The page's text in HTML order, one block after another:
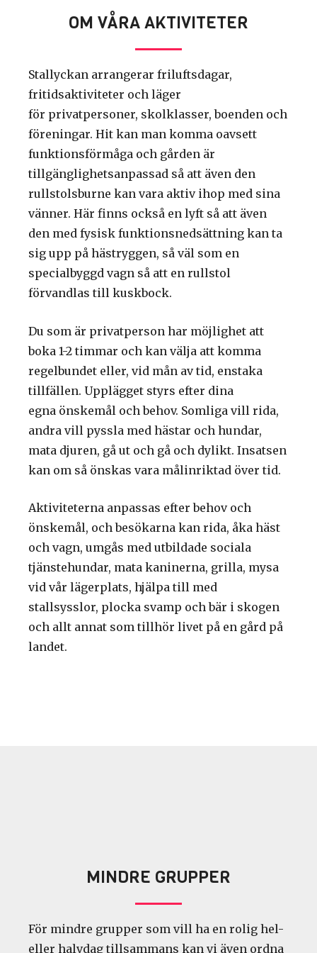
OM VÅRA AKTIVITETER
Stallyckan arrangerar friluftsdagar,
fritidsaktiviteter och läger
för privatpersoner, skolklasser, boenden och
föreningar. Hit kan man komma oavsett
funktionsförmåga och gården är
tillgänglighetsanpassad så att även den
rullstolsburne kan vara aktiv ihop med sina
vänner. Här finns också en lyft så att även
den med fysisk funktionsnedsättning kan ta
sig upp på hästryggen, så väl som en
specialbyggd vagn så att en rullstol
förvandlas till kuskbock.
Du som är privatperson har möjlighet att
boka 1-2 timmar och kan välja att komma
regelbundet eller, vid mån av tid, enstaka
tillfällen. Upplägget styrs efter dina
egna önskemål och behov. Somliga vill rida,
andra vill pyssla med hästar och hundar,
mata djuren, gå ut och gå och dylikt. Insatsen
kan om så önskas vara målinriktad över tid.
Aktiviteterna anpassas efter behov och
önskemål, och besökarna kan rida, åka häst
och vagn, umgås med utbildade sociala
tjänstehundar, mata kaninerna, grilla, mysa
vid vår lägerplats, hjälpa till med
stallsysslor, plocka svamp och bär i skogen
och allt annat som tillhör livet på en gård på
landet.
MINDRE GRUPPER
För mindre grupper som vill ha en rolig hel-
eller halvdag tillsammans kan vi även ordna